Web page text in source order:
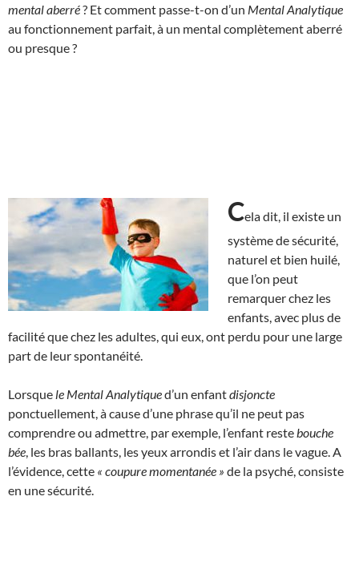
mental aberré? Et comment passe-t-on d’un Mental Analytique
au fonctionnement parfait, à un mental complètement aberré
ou presque ?
Cela dit, il existe un
système de sécurité,
naturel et bien huilé,
que l’on peut
remarquer chez les
enfants, avec plus de
facilité que chez les adultes, qui eux, ont perdu pour une large
part de leur spontanéité.
Lorsque le Mental Analytiqued’un enfantdisjoncte
ponctuellement, à cause d’une phrase qu’il ne peut pas
comprendre ou admettre, par exemple, l’enfant reste bouche
bée , les bras ballants, les yeux arrondis et l’air dans le vague. A
l’évidence, cette « coupure momentanée » de la psyché, consiste
en une sécurité.